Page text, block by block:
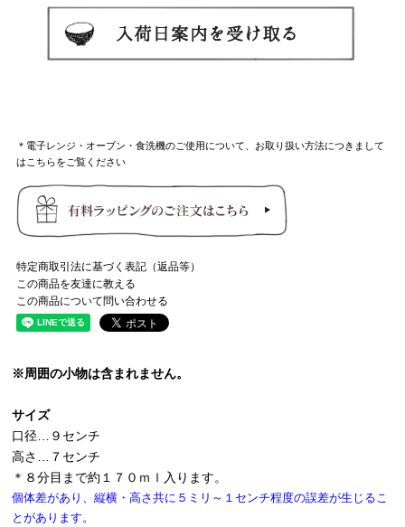
＊電子レンジ・オーブン・食洗機のご使用について、お取り扱い方法につきまして
はこちらをご覧ください
特定商取引法に基づく表記（返品等）
この商品を友達に教える
この商品について問い合わせる
※周囲の小物は含まれません。
サイズ
口径…９センチ
高さ…７センチ
＊８分目まで約１７０ｍｌ入ります。
個体差があり、縦横・高さ共に５ミリ～１センチ程度の誤差が生じるこ
とがあります。